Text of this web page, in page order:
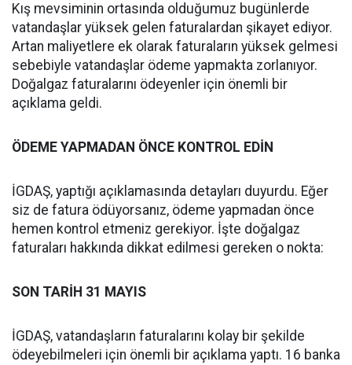
Kış mevsiminin ortasında olduğumuz bugünlerde
vatandaşlar yüksek gelen faturalardan şikayet ediyor.
Artan maliyetlere ek olarak faturaların yüksek gelmesi
sebebiyle vatandaşlar ödeme yapmakta zorlanıyor.
Doğalgaz faturalarını ödeyenler için önemli bir
açıklama geldi.
ÖDEME YAPMADAN ÖNCE KONTROL EDİN
İGDAŞ, yaptığı açıklamasında detayları duyurdu. Eğer
siz de fatura ödüyorsanız, ödeme yapmadan önce
hemen kontrol etmeniz gerekiyor. İşte doğalgaz
faturaları hakkında dikkat edilmesi gereken o nokta:
SON TARİH 31 MAYIS
İGDAŞ, vatandaşların faturalarını kolay bir şekilde
ödeyebilmeleri için önemli bir açıklama yaptı. 16 banka